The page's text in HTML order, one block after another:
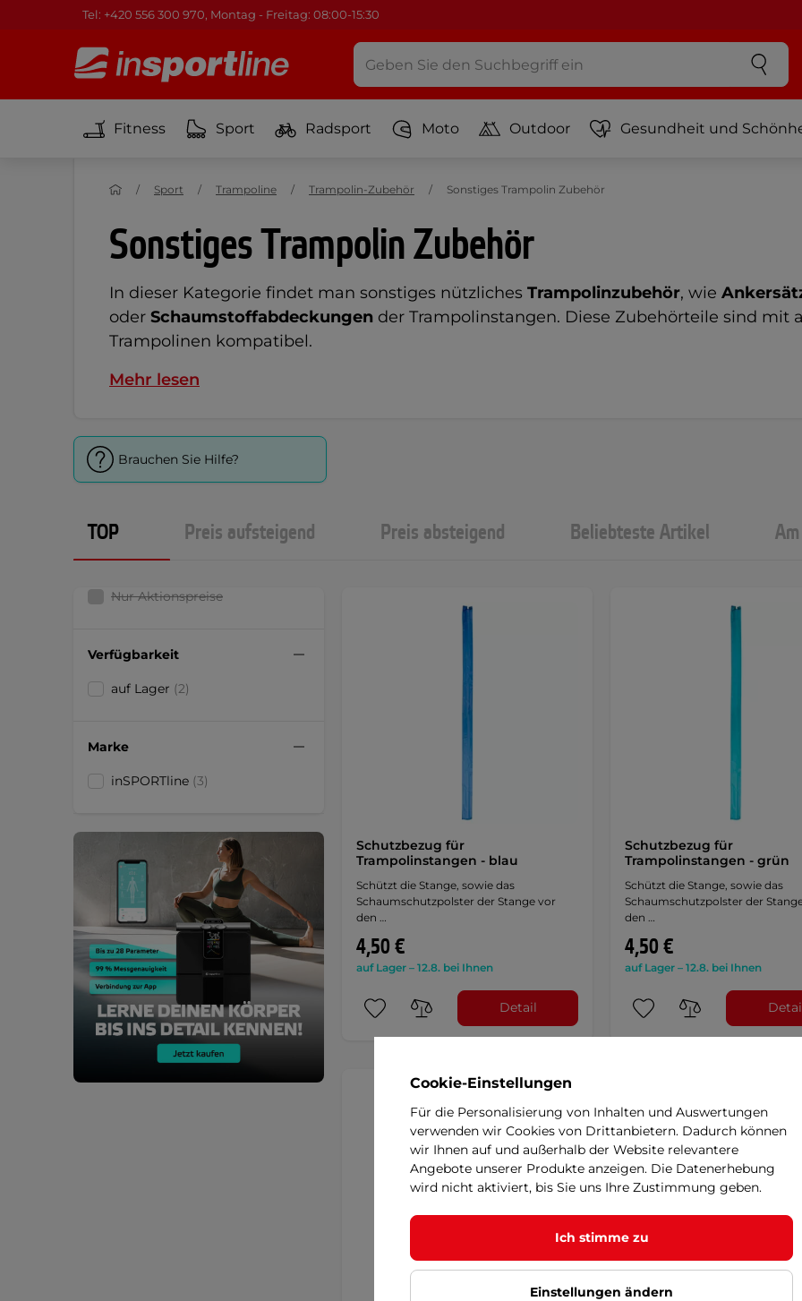
Tel: +420 556 300 970, Montag - Freitag: 08:00-15:30
Fitness Sport Radsport Moto Outdoor Gesundheit und
Sonstiges Trampolin Zubehör
In dieser Kategorie findet man sonstiges nützliches Trampolinzubehör, wie
oder Schaumstoffabdeckungen der Trampolinstangen. Diese Zubehörteile sind mit
Trampolinen kompatibel.
Mehr lesen
Sport Trampoline Trampolin-Zubehör Sonstiges Trampolin Zubehör
Brauchen Sie Hilfe?
TOP Preis aufsteigend Preis absteigend Beliebteste Artikel
Nur Aktionspreise
Verfügbarkeit
auf Lager (2)
Marke
inSPORTline (3)
Schutzbezug für
Trampolinstangen - blau
Schützt die Stange, sowie das
Schaumschutzpolster der Stange vor
den …
4,50 €
auf Lager – 12.8. bei Ihnen
Detail
Schutzbezug für
Trampolinstangen - grün
Schützt die Stange, sowie das
Schaumschutzpolster der
den …
4,50 €
auf Lager – 12.8. bei Ihnen
Cookie-Einstellungen
Für die Personalisierung von Inhalten und Auswertungen
verwenden wir Cookies von Drittanbietern. Dadurch können
wir Ihnen auf und außerhalb der Website relevantere
Angebote unserer Produkte anzeigen. Die Datenerhebung
wird nicht aktiviert, bis Sie uns Ihre Zustimmung geben.
Ich stimme zu
Einstellungen ändern